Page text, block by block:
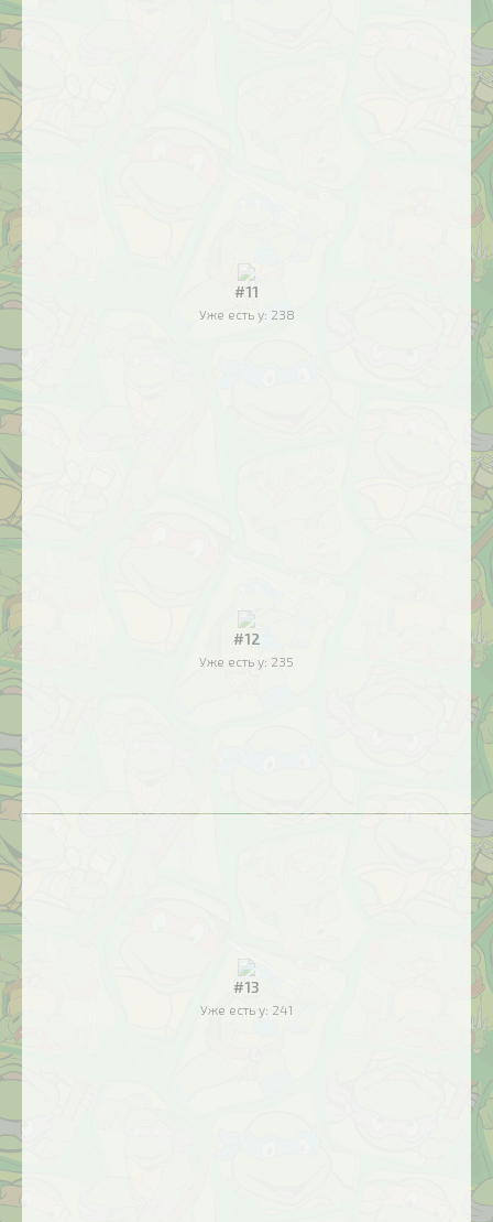
#11
Уже есть у: 238
#12
Уже есть у: 235
#13
Уже есть у: 241